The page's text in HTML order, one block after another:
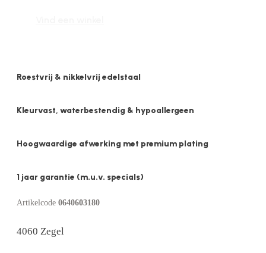
Roestvrij & nikkelvrij edelstaal
Kleurvast, waterbestendig & hypoallergeen
Hoogwaardige afwerking met premium plating
1 jaar garantie (m.u.v. specials)
Artikelcode 0640603180
4060 Zegel